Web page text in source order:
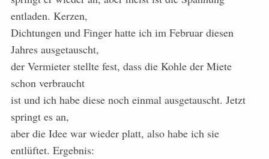
entladen. Kerzen,
Dichtungen und Finger hatte ich im Februar diesen
Jahres ausgetauscht,
der Vermieter stellte fest, dass die Kohle der Miete
schon verbraucht
ist und ich habe diese noch einmal ausgetauscht. Jetzt
springt es an,
aber die Idee war wieder platt, also habe ich sie
entlüftet. Ergebnis: